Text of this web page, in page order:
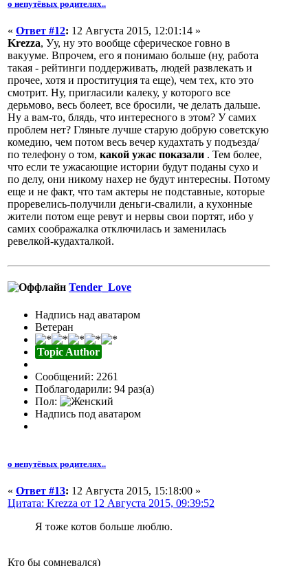
о непутёвых родителях..
« Ответ #12: 12 Августа 2015, 12:01:14 »
Krezza, Уу, ну это вообще сферическое говно в
вакууме. Впрочем, его я понимаю больше (ну, работа
такая - рейтинги поддерживать, людей развлекать и
прочее, хотя и проституция та еще), чем тех, кто это
смотрит. Ну, пригласили калеку, у которого все
дерьмово, весь болеет, все бросили, че делать дальше.
Ну а вам-то, блядь, что интересного в этом? У самих
проблем нет? Гляньте лучше старую добрую советскую
комедию, чем потом весь вечер кудахтать у подъезда/
по телефону о том, какой ужас показали . Тем более,
что если те ужасающие истории будут поданы сухо и
по делу, они никому нахер не будут интересны. Потому
еще и не факт, что там актеры не подставные, которые
проревелись-получили деньги-свалили, а кухонные
жители потом еще ревут и нервы свои портят, ибо у
самих соображалка отключилась и заменилась
ревелкой-кудахталкой.
Tender_Love
Надпись над аватаром
Ветеран
Topic Author
Сообщений: 2261
Поблагодарили: 94 раз(а)
Пол:
Надпись под аватаром
о непутёвых родителях..
« Ответ #13: 12 Августа 2015, 15:18:00 »
Цитата: Krezza от 12 Августа 2015, 09:39:52
Я тоже котов больше люблю.
Кто бы сомневался)